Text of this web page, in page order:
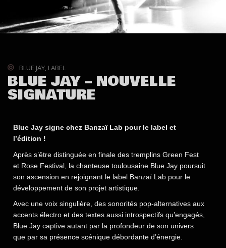
BLUE JAY, LABEL
BLUE JAY – NOUVELLE
SIGNATURE
Blue Jay signe chez Banzaï Lab pour le label et
l’édition !
Après s’être distinguée en finale des tremplins Green Fest
et Rose Festival, la chanteuse toulousaine Blue Jay poursuit
son ascension en rejoignant le label Banzaï Lab pour le
développement de son projet artistique.
Avec une voix singulière, des sonorités pop-alternatives aux
accents électro et des textes aussi introspectifs qu’engagés,
Blue Jay captive autant par la profondeur de son univers
que par sa présence scénique débordante d’énergie.